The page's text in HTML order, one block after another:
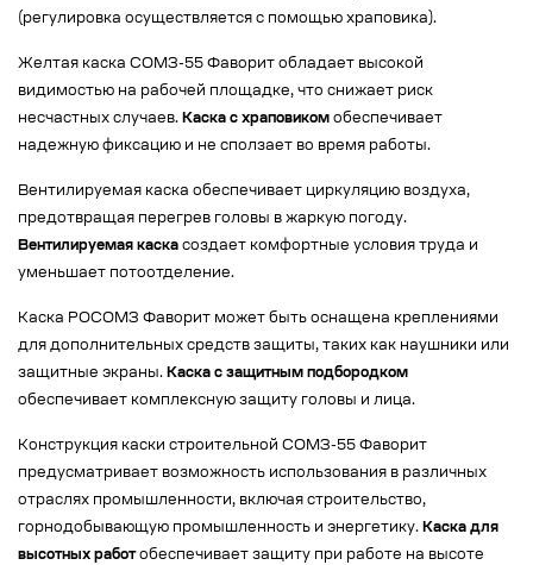
(регулировка осуществляется с помощью храповика).
Желтая каска СОМЗ-55 Фаворит обладает высокой
видимостью на рабочей площадке, что снижает риск
несчастных случаев. Каска с храповиком обеспечивает
надежную фиксацию и не сползает во время работы.
Вентилируемая каска обеспечивает циркуляцию воздуха,
предотвращая перегрев головы в жаркую погоду.
Вентилируемая каска создает комфортные условия труда и
уменьшает потоотделение.
Каска РОСОМЗ Фаворит может быть оснащена креплениями
для дополнительных средств защиты, таких как наушники или
защитные экраны. Каска с защитным подбородком
обеспечивает комплексную защиту головы и лица.
Конструкция каски строительной СОМЗ-55 Фаворит
предусматривает возможность использования в различных
отраслях промышленности, включая строительство,
горнодобывающую промышленность и энергетику. Каска для
высотных работобеспечивает защиту при работе на высоте